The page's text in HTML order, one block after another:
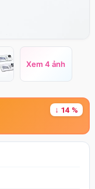
Xem 4 ảnh
↓ 14 %